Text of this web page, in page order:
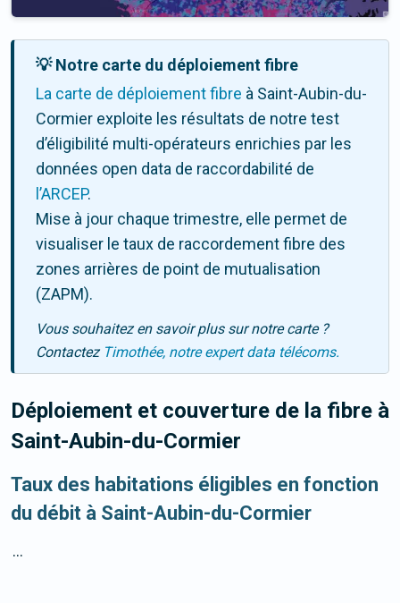
💡 Notre carte du déploiement fibre
La carte de déploiement fibre à Saint-Aubin-du-
Cormier exploite les résultats de notre test
d’éligibilité multi-opérateurs enrichies par les
données open data de raccordabilité de
l’ARCEP.
Mise à jour chaque trimestre, elle permet de
visualiser le taux de raccordement fibre des
zones arrières de point de mutualisation
(ZAPM).
Vous souhaitez en savoir plus sur notre carte ?
Contactez Timothée, notre expert data télécoms.
Déploiement et couverture de la fibre à
Saint-Aubin-du-Cormier
Taux des habitations éligibles en fonction
du débit à Saint-Aubin-du-Cormier
...